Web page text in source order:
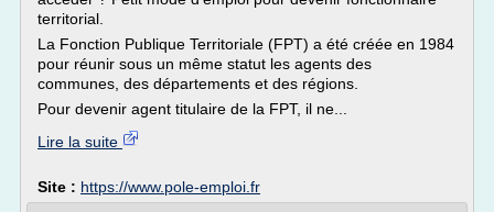
territorial.
La Fonction Publique Territoriale (FPT) a été créée en 1984
pour réunir sous un même statut les agents des
communes, des départements et des régions.
Pour devenir agent titulaire de la FPT, il ne...
Lire la suite
Site : https://www.pole-emploi.fr